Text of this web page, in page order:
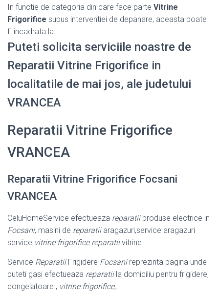
In functie de categoria din care face parte Vitrine
Frigorifice supus interventiei de depanare, aceasta poate
fi incadrata la:
Puteti solicita serviciile noastre de
Reparatii Vitrine Frigorifice in
localitatile de mai jos, ale judetului
VRANCEA
Reparatii Vitrine Frigorifice
VRANCEA
Reparatii Vitrine Frigorifice Focsani
VRANCEA
CeluHomeService efectueaza reparatiiproduse electrice in
Focsani, masini de reparatiiaragazuri,service aragazuri
service vitrine frigorifice reparatiivitrine
Service ReparatiiFrigidere Focsanireprezinta pagina unde
puteti gasi efectueaza reparatiila domiciliu pentru frigidere,
congelatoare , vitrine frigorifice;.